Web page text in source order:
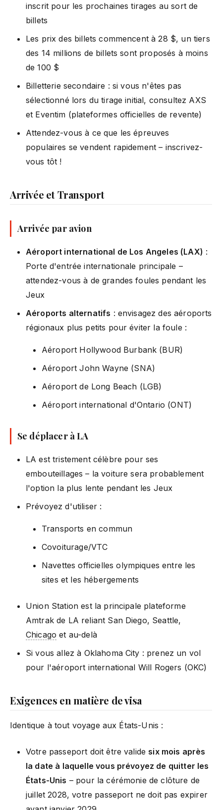
inscrit pour les prochaines tirages au sort de
billets
Les prix des billets commencent à 28 $, un tiers
des 14 millions de billets sont proposés à moins
de 100 $
Billetterie secondaire : si vous n'êtes pas
sélectionné lors du tirage initial, consultez AXS
et Eventim (plateformes officielles de revente)
Attendez-vous à ce que les épreuves
populaires se vendent rapidement – inscrivez-
vous tôt !
Arrivée et Transport
Arrivée par avion
Aéroport international de Los Angeles (LAX) :
Porte d'entrée internationale principale –
attendez-vous à de grandes foules pendant les
Jeux
Aéroports alternatifs : envisagez des aéroports
régionaux plus petits pour éviter la foule :
Aéroport Hollywood Burbank (BUR)
Aéroport John Wayne (SNA)
Aéroport de Long Beach (LGB)
Aéroport international d'Ontario (ONT)
Se déplacer à LA
LA est tristement célèbre pour ses
embouteillages – la voiture sera probablement
l'option la plus lente pendant les Jeux
Prévoyez d'utiliser :
Transports en commun
Covoiturage/VTC
Navettes officielles olympiques entre les
sites et les hébergements
Union Station est la principale plateforme
Amtrak de LA reliant San Diego, Seattle,
Chicago et au-delà
Si vous allez à Oklahoma City : prenez un vol
pour l'aéroport international Will Rogers (OKC)
Exigences en matière de visa
Identique à tout voyage aux États-Unis :
Votre passeport doit être valide six mois après
la date à laquelle vous prévoyez de quitter les
États-Unis – pour la cérémonie de clôture de
juillet 2028, votre passeport ne doit pas expirer